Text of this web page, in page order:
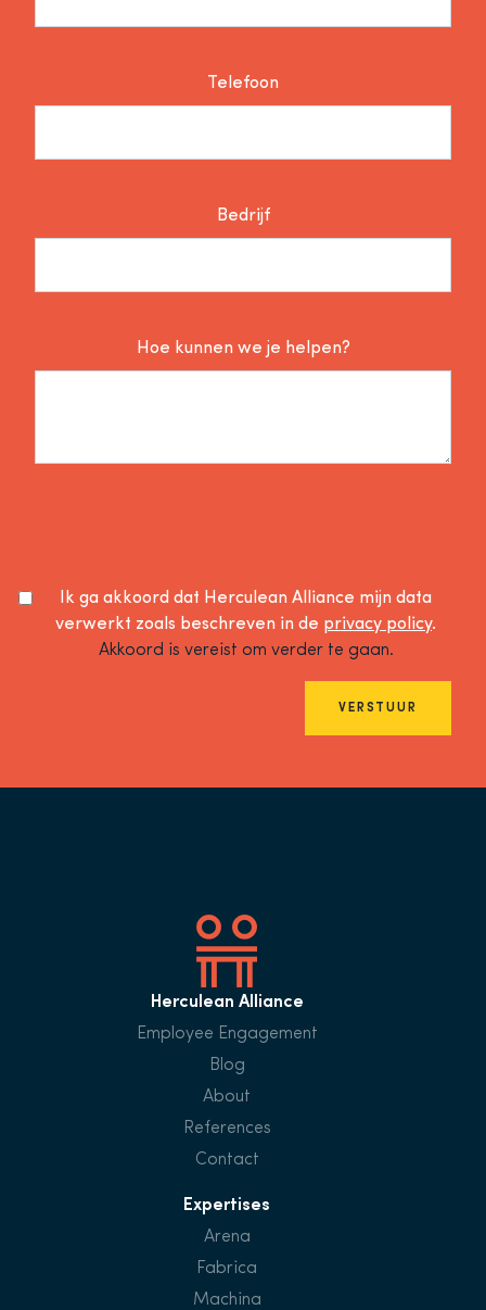
Telefoon
Bedrijf
Hoe kunnen we je helpen?
Ik ga akkoord dat Herculean Alliance mijn data
verwerkt zoals beschreven in de privacy policy.
Akkoord is vereist om verder te gaan.
VERSTUUR
Herculean Alliance
Employee Engagement
Blog
About
References
Contact
Expertises
Arena
Fabrica
Machina